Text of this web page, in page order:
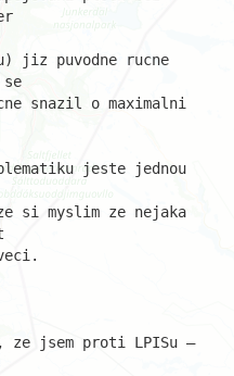
jiz puvodne rucne
se
snazil o maximalni
jeste jednou
si myslim ze nejaka
ze jsem proti LPISu –